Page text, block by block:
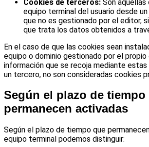
Cookies de terceros: Son aquellas
equipo terminal del usuario desde
que no es gestionado por el editor,
que trata los datos obtenidos a
En el caso de que las cookies sean
equipo o dominio gestionado por el propio
información que se recoja mediante
un tercero, no son consideradas cookies
Según el plazo de tiempo
permanecen activadas
Según el plazo de tiempo que
equipo terminal podemos distinguir: